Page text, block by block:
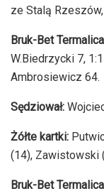
ze Stalą
Bruk-Bet
W.Biedrzycki 7,
Ambrosiewicz 64.
Sędziował:
Żółte kartki:
(14), Zawistowski
Bruk-Bet